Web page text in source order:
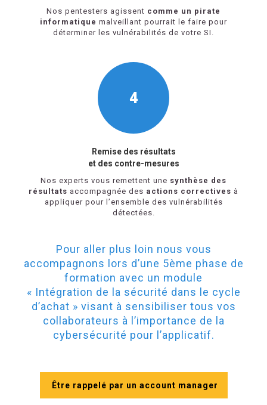
Nos pentesters agissent comme un pirate
informatique malveillant pourrait le faire pour
déterminer les vulnérabilités de votre SI.
4
Remise des résultats
et des contre-mesures
Nos experts vous remettent une synthèse des
résultats accompagnée des actions correctives à
appliquer pour l’ensemble des vulnérabilités
détectées.
Pour aller plus loin nous vous
accompagnons lors d’une 5ème phase de
formation avec un module
« Intégration de la sécurité dans le cycle
d’achat » visant à sensibiliser tous vos
collaborateurs à l’importance de la
cybersécurité pour l’applicatif.
Être rappelé par un account manager